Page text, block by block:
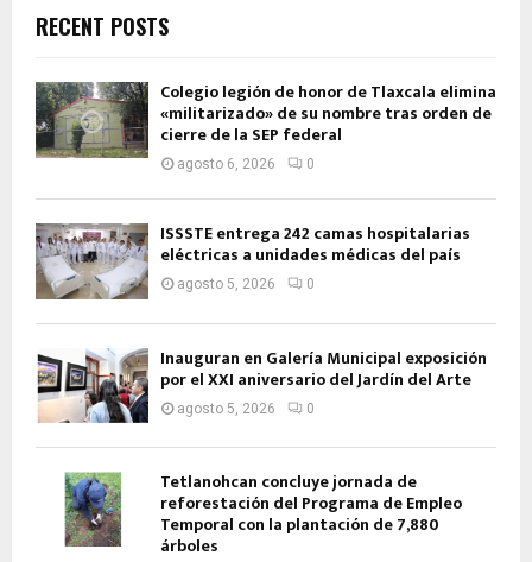
RECENT POSTS
Colegio legión de honor de Tlaxcala elimina
«militarizado» de su nombre tras orden de
cierre de la SEP federal
agosto 6, 2026 0
ISSSTE entrega 242 camas hospitalarias
eléctricas a unidades médicas del país
agosto 5, 2026 0
Inauguran en Galería Municipal exposición
por el XXI aniversario del Jardín del Arte
agosto 5, 2026 0
Tetlanohcan concluye jornada de
reforestación del Programa de Empleo
Temporal con la plantación de 7,880
árboles